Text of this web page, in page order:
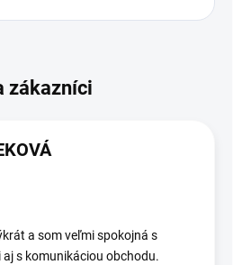
a som veľmi spokojná s
s komunikáciou obchodu.